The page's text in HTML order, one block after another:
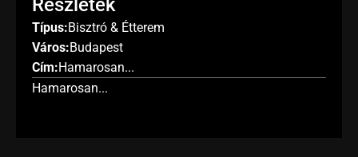
Részletek
Típus:Bisztró & Étterem
Város:Budapest
Cím:Hamarosan...
Hamarosan...